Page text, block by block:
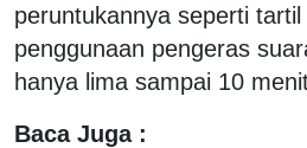
peruntukannya seperti
penggunaan pengeras
hanya lima sampai 10
Baca Juga :